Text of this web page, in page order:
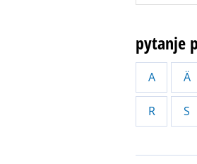
pytanje
A Ä
R S